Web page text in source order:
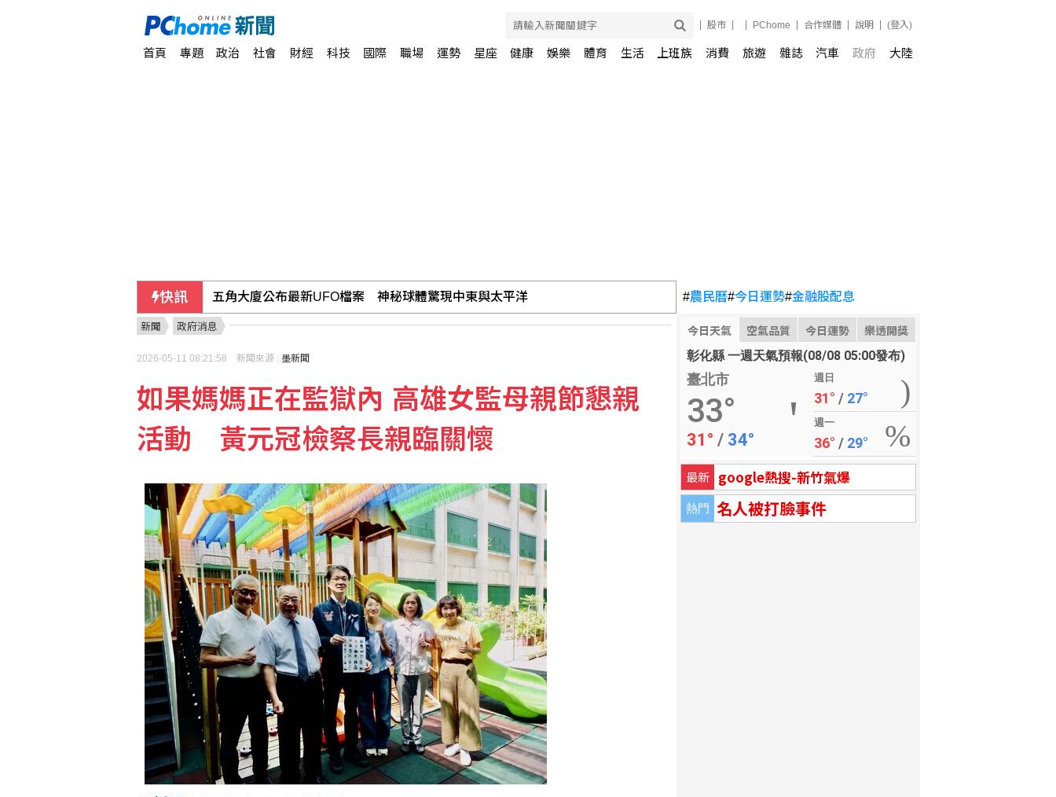
股市 PChome 合作媒體 說明 (登入)
首頁 專題 政治 社會 財經 科技 國際 職場 運勢 星座 健康 娛樂 體育 生活 上班族 消費 旅遊 雜誌 汽車 政府 大陸
快訊 五角大廈公布最新UFO檔案 神秘球體驚現中東與太平洋
中職張翔腳踝扭傷下二軍 考量亞運任務充分休息
我的神隊友殺青 劇組情誼深厚邱以太感嘆不捨
#農民曆#今日運勢#金融股配息
今日天氣 空氣品質 今日運勢 樂透開獎
彰化縣 一週天氣預報(08/08 05:00發布)
臺北市
33°
31° / 34°
週日
31° / 27°
週一
36° / 29°
最新 google熱搜-新竹氣爆
熱門 名人被打臉事件
新聞 政府消息
2026-05-11 08:21:58 新聞來源 : 墨新聞
如果媽媽正在監獄內 高雄女監母親節懇親
活動 黃元冠檢察長親臨關懷